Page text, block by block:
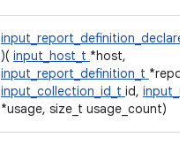
)( input_host_t *host,
input_report_definition_t
input_collection_id_t id,
*usage, size_t usage_count)